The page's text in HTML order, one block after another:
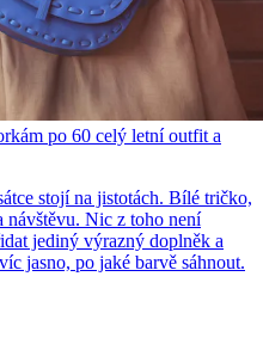
po 60 celý letní outfit a
stojí na jistotách. Bílé tričko,
návštěvu. Nic z toho není
jediný výrazný doplněk a
jasno, po jaké barvě sáhnout.